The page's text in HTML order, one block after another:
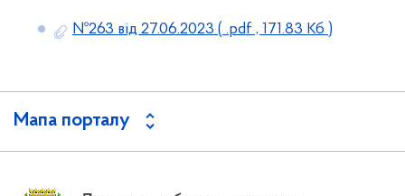
№263 від 27.06.2023 ( .pdf , 171.83 Кб )
Мапа порталу